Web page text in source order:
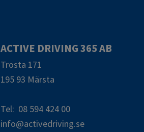
ACTIVE DRIVING 365 AB
Trosta 171
195 93 Märsta
Tel: 08 594 424 00
info@activedriving.se